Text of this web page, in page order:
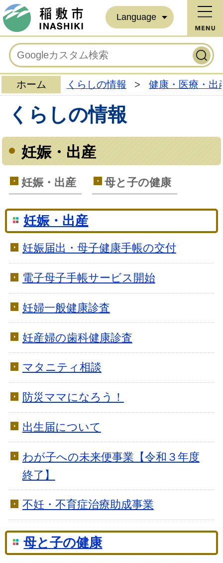
Language
ホーム くらしの情報 > 健康・医療・出
くらしの情報
妊娠・出産
妊娠・出産 母と子の健康
妊娠・出産
妊娠届出・母子健康手帳の交付
電子母子手帳サービス開始
妊婦一般健康診査
妊産婦の歯科健康診査
マタニティ相談
防災ママになろう！
出生届について
わが子への未来便事業【令和３年度
終了】
不妊・不育症治療助成事業
母と子の健康